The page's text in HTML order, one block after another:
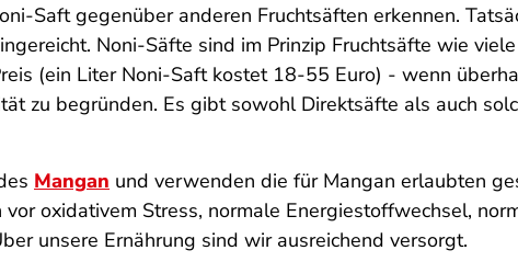
Saft gegenüber anderen Fruchtsäften erkennen.
Noni-Säfte sind im Prinzip Fruchtsäfte wie
(ein Liter Noni-Saft kostet 18-55 Euro) - wenn
zu begründen. Es gibt sowohl Direktsäfte als auch
Mangan und verwenden die für Mangan erlaubten
oxidativem Stress, normale Energiestoffwechsel,
unsere Ernährung sind wir ausreichend versorgt.